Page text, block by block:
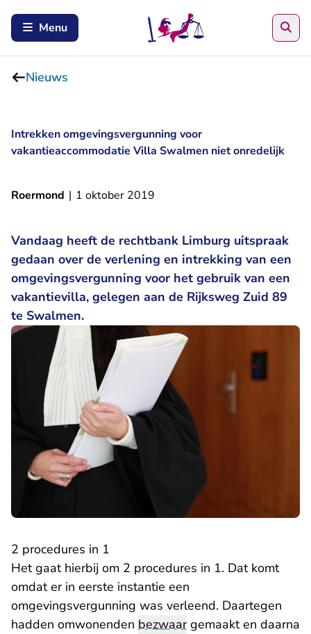
Menu
Nieuws
Intrekken omgevingsvergunning voor
vakantieaccommodatie Villa Swalmen niet onredelijk
Roermond | 1 oktober 2019
Vandaag heeft de rechtbank Limburg uitspraak
gedaan over de verlening en intrekking van een
omgevingsvergunning voor het gebruik van een
vakantievilla, gelegen aan de Rijksweg Zuid 89
te Swalmen.
2 procedures in 1
Het gaat hierbij om 2 procedures in 1. Dat komt
omdat er in eerste instantie een
omgevingsvergunning was verleend. Daartegen
hadden omwonenden bezwaargemaakt en daarna